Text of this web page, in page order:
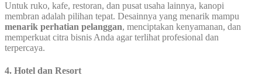
Untuk ruko, kafe, restoran, dan pusat usaha lainnya, kanopi
membran adalah pilihan tepat. Desainnya yang menarik mampu
menarik perhatian pelanggan, menciptakan kenyamanan, dan
memperkuat citra bisnis Anda agar terlihat profesional dan
terpercaya.
4. Hotel dan Resort